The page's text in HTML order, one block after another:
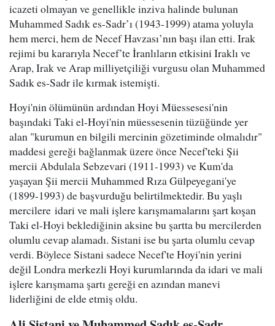
icazeti olmayan ve genellikle inziva halinde bulunan
Muhammed Sadık es-Sadr’ı (1943-1999) atama yoluyla
hem merci, hem de Necef Havzası’nın başı ilan etti. Irak
rejimi bu kararıyla Necef’te İranlıların etkisini Iraklı ve
Arap, Irak ve Arap milliyetçiliği vurgusu olan Muhammed
Sadık es-Sadr ile kırmak istemişti.
Hoyi'nin ölümünün ardından Hoyi Müessesesi'nin
başındaki Taki el-Hoyi'nin müessesenin tüzüğünde yer
alan "kurumun en bilgili mercinin gözetiminde olmalıdır"
maddesi gereği bağlanmak üzere önce Necef'teki Şii
mercii Abdulala Sebzevari (1911-1993) ve Kum'da
yaşayan Şii mercii Muhammed Rıza Gülpeyegani'ye
(1899-1993) de başvurduğu belirtilmektedir. Bu yaşlı
mercilere idari ve mali işlere karışmamalarını şart koşan
Taki el-Hoyi beklediğinin aksine bu şartta bu mercilerden
olumlu cevap alamadı. Sistani ise bu şarta olumlu cevap
verdi. Böylece Sistani sadece Necef'te Hoyi'nin yerini
değil Londra merkezli Hoyi kurumlarında da idari ve mali
işlere karışmama şartı gereği en azından manevi
liderliğini de elde etmiş oldu.